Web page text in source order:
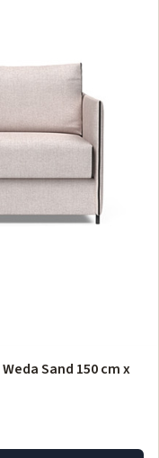
Sand 150 cm x